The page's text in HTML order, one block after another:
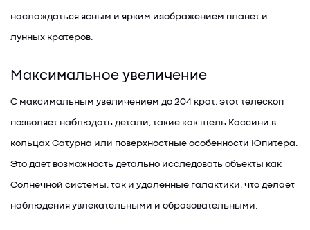
наслаждаться ясным и ярким изображением планет и
лунных кратеров.
Максимальное увеличение
С максимальным увеличением до 204 крат, этот телескоп
позволяет наблюдать детали, такие как щель Кассини в
кольцах Сатурна или поверхностные особенности Юпитера.
Это дает возможность детально исследовать объекты как
Солнечной системы, так и удаленные галактики, что делает
наблюдения увлекательными и образовательными.